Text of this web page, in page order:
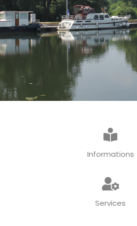
Informations
Services